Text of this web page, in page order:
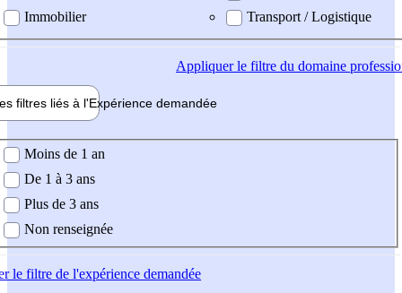
Immobilier
Transport / Logistique
Appliquerle filtre du domaine
filtres liés à l'Expérience demandée
demandée
Moins de 1 an
De 1 à 3 ans
Plus de 3 ans
Non renseignée
le filtre de l'expérience demandée